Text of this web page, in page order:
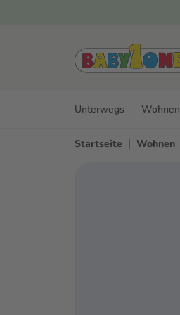
Unterwegs Wohnen
Startseite | Wohnen